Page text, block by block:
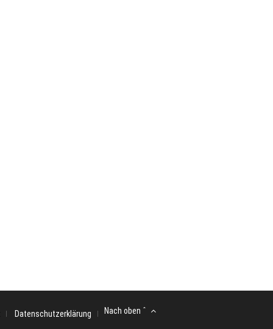
Nach oben ˆ
Datenschutzerklärung